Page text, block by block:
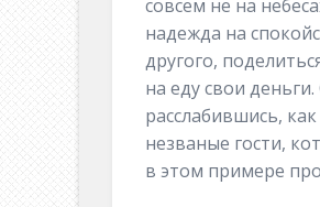
совсем не на
надежда на
другого,
на еду свои
расслабившись,
незваные гости,
в этом примере